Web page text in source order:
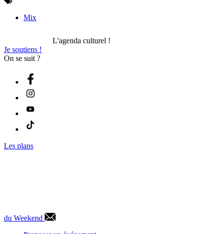
Mix
L'agenda culturel !
Je soutiens !
On se suit ?
Les plans
du Weekend